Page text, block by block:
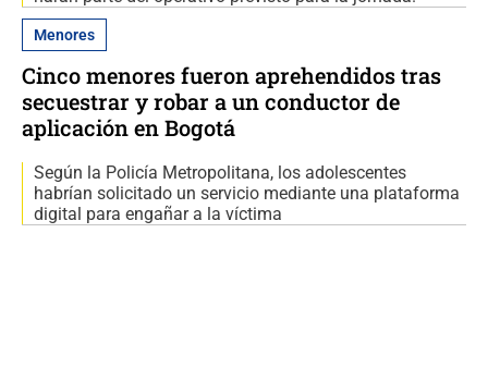
Menores
Cinco menores fueron aprehendidos tras
secuestrar y robar a un conductor de
aplicación en Bogotá
Según la Policía Metropolitana, los adolescentes
habrían solicitado un servicio mediante una plataforma
digital para engañar a la víctima